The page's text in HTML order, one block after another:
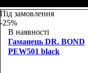
18,5х9х3,5
Під замовлення
-25%
В наявності
Гаманець DR. BOND
PEW501 black